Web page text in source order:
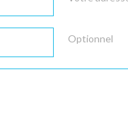
Optionnel